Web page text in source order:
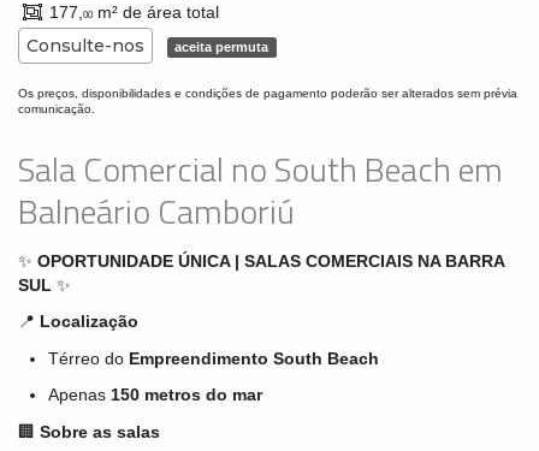
177, 00m² de área total
Consulte-nos aceita permuta
Os preços, disponibilidades e condições de pagamento poderão ser alterados sem prévia
comunicação.
Sala Comercial no South Beach em
Balneário Camboriú
✨ OPORTUNIDADE ÚNICA | SALAS COMERCIAIS NA BARRA
SUL ✨
📍 Localização
Térreo do Empreendimento South Beach
Apenas 150 metros do mar
🏢 Sobre as salas